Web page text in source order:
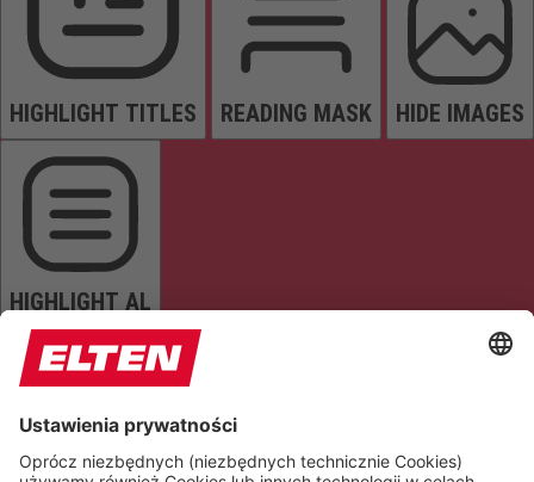
HIGHLIGHT TITLES READING MASK HIDE IMAGES
HIGHLIGHT AL